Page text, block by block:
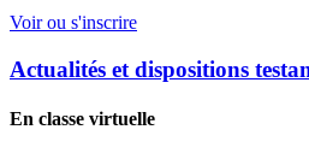
Voir ou s'inscrire
Actualités et dispositions
En classe virtuelle